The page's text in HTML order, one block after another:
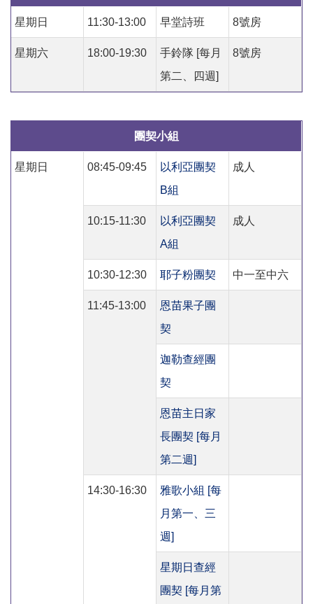
星期日 11:30-13:00 早堂詩班 8號房
星期六 18:00-19:30
手鈴隊 [每月
第二、四週]
8號房
團契小組
星期日 08:45-09:45
以利亞團契
B組
成人
10:15-11:30
以利亞團契
A組
成人
10:30-12:30 耶子粉團契 中一至中六
11:45-13:00
恩苗果子團
契
迦勒查經團
契
恩苗主日家
長團契 [每月
第二週]
14:30-16:30
雅歌小組 [每
月第一、三
週]
星期日查經
團契 [每月第